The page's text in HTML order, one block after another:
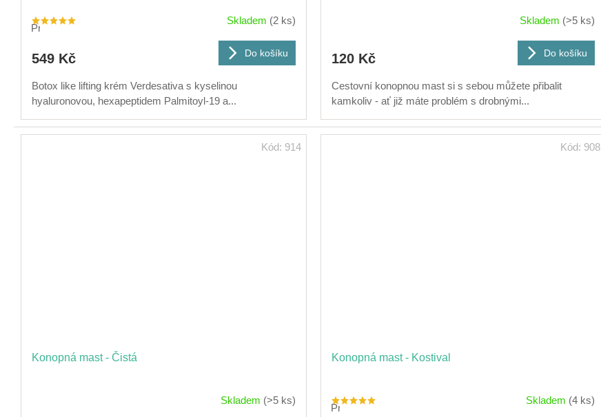
Průměrné
je
5,0
hvězdiček.
Skladem (2 ks)
549 Kč Do košíku
Botox like lifting krém Verdesativa s kyselinou
hyaluronovou, hexapeptidem Palmitoyl-19 a...
Skladem (>5 ks)
120 Kč Do košíku
Cestovní konopnou mast si s sebou můžete přibalit
kamkoliv - ať již máte problém s drobnými...
Konopná mast - Čistá
Skladem (>5 ks)
Kód: 914
Konopná mast - Kostival
Průměrné
Skladem (4 ks)
Kód: 908